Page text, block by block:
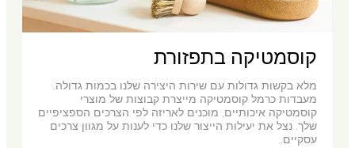
קוסמטיקה בתפזורת
מלא בקשות גדולות עם שירות היצירה שלנו בכמות גדולה.
מעבדות כרמל קוסמטיקה מייצרת קבוצות של מוצרי
קוסמטיקה איכותיים, מוכנים לאריזה לפי הצרכים הספציפיים
שלך. נצל את יעילות הייצור שלנו כדי לענות על מגוון צרכים
עסקיים.